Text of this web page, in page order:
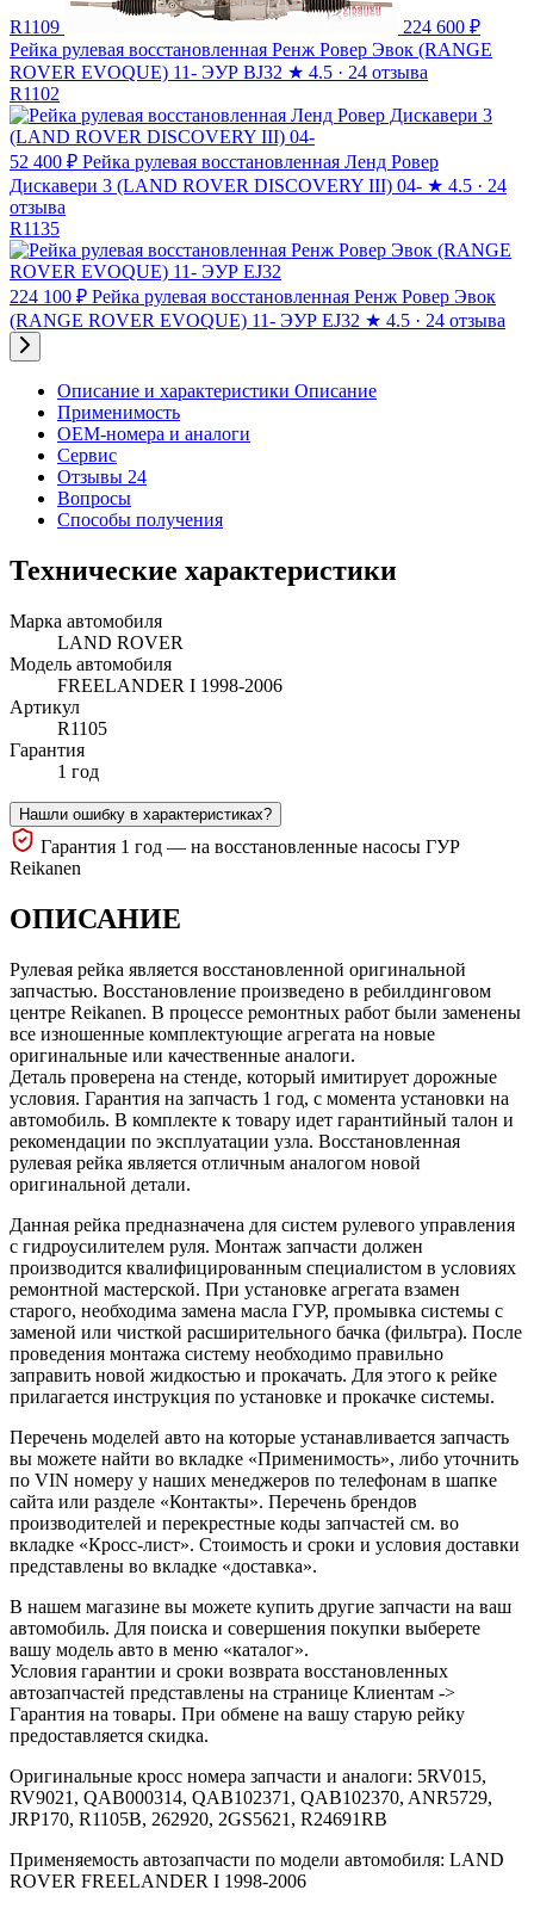
R1109
224 600 ₽
Рейка рулевая восстановленная Ренж Ровер Эвок (RANGE
ROVER EVOQUE) 11- ЭУР BJ32 ★ 4.5 · 24 отзыва
R1102
52 400 ₽ Рейка рулевая восстановленная Ленд Ровер
Дискавери 3 (LAND ROVER DISCOVERY III) 04- ★ 4.5 · 24
отзыва
R1135
224 100 ₽ Рейка рулевая восстановленная Ренж Ровер Эвок
(RANGE ROVER EVOQUE) 11- ЭУР EJ32 ★ 4.5 · 24 отзыва
Описание и характеристики Описание
Применимость
OEM-номера и аналоги
Сервис
Отзывы 24
Вопросы
Способы получения
Технические характеристики
Марка автомобиля
LAND ROVER
Модель автомобиля
FREELANDER I 1998-2006
Артикул
R1105
Гарантия
1 год
Нашли ошибку в характеристиках?
Гарантия 1 год — на восстановленные насосы ГУР
Reikanen
ОПИСАНИЕ
Рулевая рейка является восстановленной оригинальной
запчастью. Восстановление произведено в ребилдинговом
центре Reikanen. В процессе ремонтных работ были заменены
все изношенные комплектующие агрегата на новые
оригинальные или качественные аналоги.
Деталь проверена на стенде, который имитирует дорожные
условия. Гарантия на запчасть 1 год, с момента установки на
автомобиль. В комплекте к товару идет гарантийный талон и
рекомендации по эксплуатации узла. Восстановленная
рулевая рейка является отличным аналогом новой
оригинальной детали.
Данная рейка предназначена для систем рулевого управления
с гидроусилителем руля. Монтаж запчасти должен
производится квалифицированным специалистом в условиях
ремонтной мастерской. При установке агрегата взамен
старого, необходима замена масла ГУР, промывка системы с
заменой или чисткой расширительного бачка (фильтра). После
проведения монтажа систему необходимо правильно
заправить новой жидкостью и прокачать. Для этого к рейке
прилагается инструкция по установке и прокачке системы.
Перечень моделей авто на которые устанавливается запчасть
вы можете найти во вкладке «Применимость», либо уточнить
по VIN номеру у наших менеджеров по телефонам в шапке
сайта или разделе «Контакты». Перечень брендов
производителей и перекрестные коды запчастей см. во
вкладке «Кросс-лист». Стоимость и сроки и условия доставки
представлены во вкладке «доставка».
В нашем магазине вы можете купить другие запчасти на ваш
автомобиль. Для поиска и совершения покупки выберете
вашу модель авто в меню «каталог».
Условия гарантии и сроки возврата восстановленных
автозапчастей представлены на странице Клиентам ->
Гарантия на товары. При обмене на вашу старую рейку
предоставляется скидка.
Оригинальные кросс номера запчасти и аналоги: 5RV015,
RV9021, QAB000314, QAB102371, QAB102370, ANR5729,
JRP170, R1105B, 262920, 2GS5621, R24691RB
Применяемость автозапчасти по модели автомобиля: LAND
ROVER FREELANDER I 1998-2006